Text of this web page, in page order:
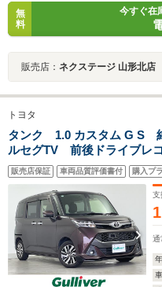
無
料
今すぐ在
販売店： ネクステージ 山形北店
トヨタ
タンク 1.0 カスタム G S
ルセグTV 前後ドライブ
ルトインETC シートヒー
クルーズコントロール 両
バイザー
販売店保証 車両品質評価書付 購入プ
支
通